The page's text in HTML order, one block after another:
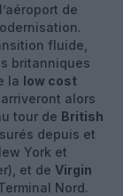
de
fluide,
britanniques
la low cost
alors
tour de British
depuis et
York et
et de Virgin
Nord.